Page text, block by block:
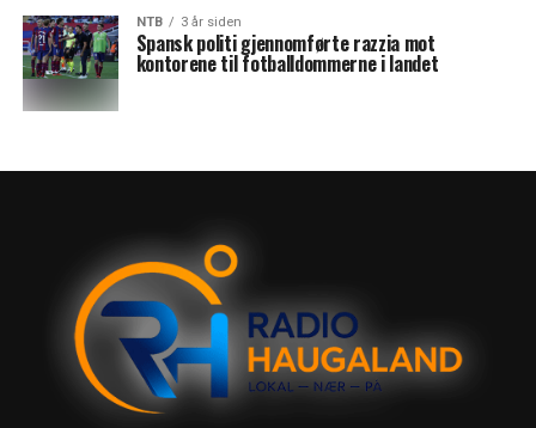
NTB 3 år siden
Spansk politi gjennomførte razzia mot
kontorene til fotballdommerne i landet